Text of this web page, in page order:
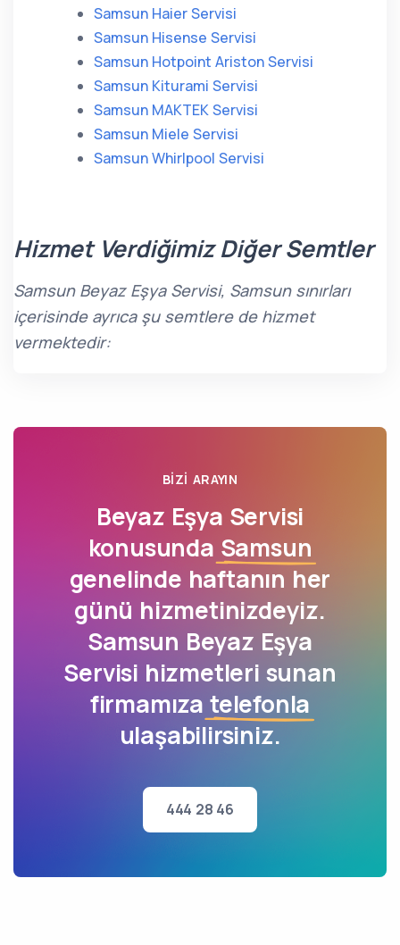
Samsun Haier Servisi
Samsun Hisense Servisi
Samsun Hotpoint Ariston Servisi
Samsun Kiturami Servisi
Samsun MAKTEK Servisi
Samsun Miele Servisi
Samsun Whirlpool Servisi
Hizmet Verdiğimiz Diğer Semtler
Samsun Beyaz Eşya Servisi, Samsun sınırları
içerisinde ayrıca şu semtlere de hizmet
vermektedir:
BIZI ARAYIN
Beyaz Eşya Servisi
konusunda Samsun
genelinde haftanın her
günü hizmetinizdeyiz.
Samsun Beyaz Eşya
Servisi hizmetleri sunan
firmamıza telefonla
ulaşabilirsiniz.
444 28 46